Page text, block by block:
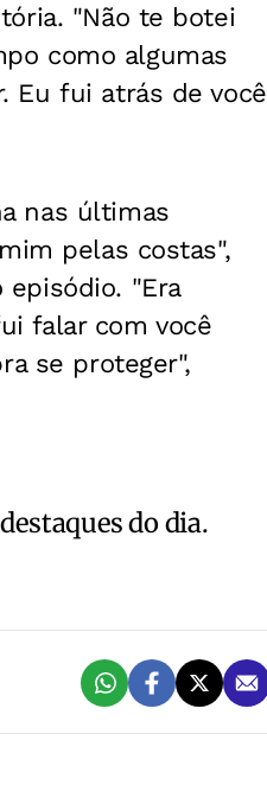
"Não te botei
como algumas
Eu fui atrás de você
nas últimas
pelas costas",
"Era
falar com você
se proteger",
do dia.